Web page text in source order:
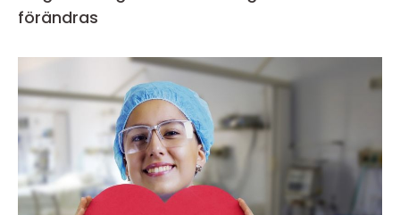
förändras